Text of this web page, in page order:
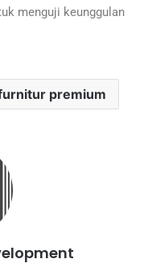
menguji keunggulan
premium